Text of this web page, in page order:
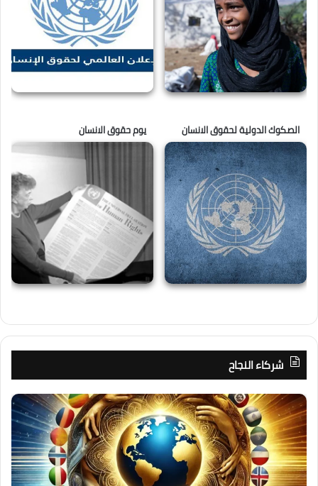
الصكوك الدولية لحقوق الانسان يوم حقوق الانسان
شركاء النجاح